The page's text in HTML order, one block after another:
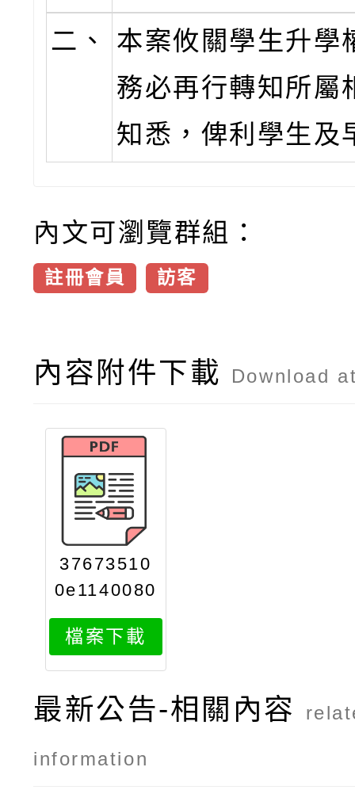
二、
本案攸關學生升學
務必再行轉知所屬
知悉，俾利學生及
內文可瀏覽群組：
註冊會員 訪客
內容附件下載 Download
37673510
0e1140080
479attach
1
檔案下載
最新公告-相關內容
information